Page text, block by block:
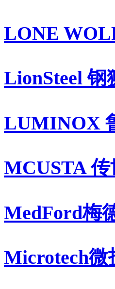
LONE
LionSteel 钢
LUMINOX
MCUSTA
MedFord梅
Microtech微